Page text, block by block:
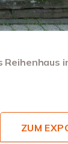
ZUM